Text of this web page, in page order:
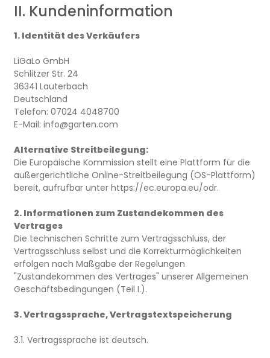
II. Kundeninformation
1. Identität des Verkäufers
LiGaLo GmbH
Schlitzer Str. 24
36341 Lauterbach
Deutschland
Telefon: 07024 4048700
E-Mail: info@garten.com
Alternative Streitbeilegung:
Die Europäische Kommission stellt eine Plattform für die
außergerichtliche Online-Streitbeilegung (OS-Plattform)
bereit, aufrufbar unter https://ec.europa.eu/odr.
2. Informationen zum Zustandekommen des
Vertrages
Die technischen Schritte zum Vertragsschluss, der
Vertragsschluss selbst und die Korrekturmöglichkeiten
erfolgen nach Maßgabe der Regelungen
"Zustandekommen des Vertrages" unserer Allgemeinen
Geschäftsbedingungen (Teil I.).
3. Vertragssprache, Vertragstextspeicherung
3.1. Vertragssprache ist deutsch.